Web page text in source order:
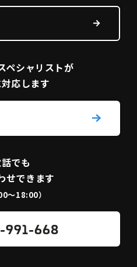
ペシャリストが
応します
でも
せできます
〜18:00）
991-668